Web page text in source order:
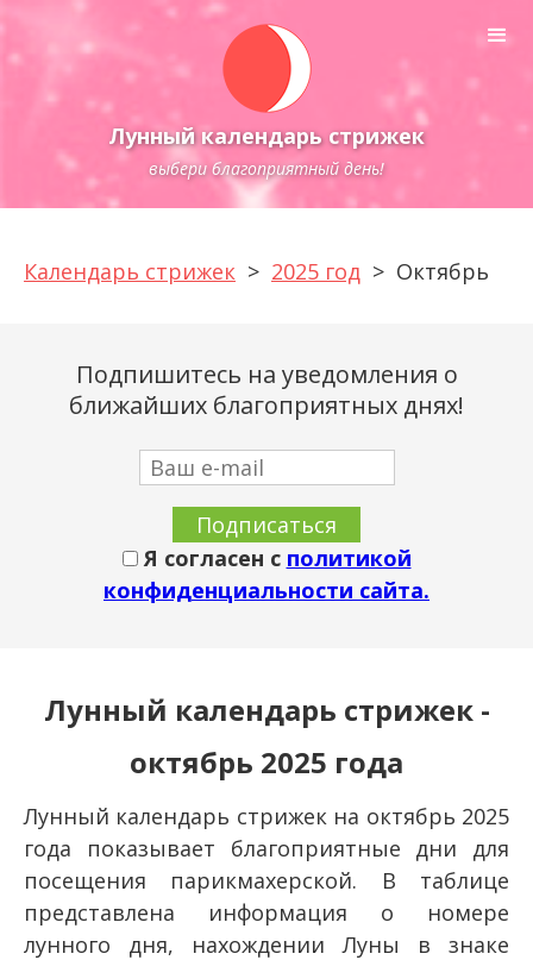
Лунный календарь стрижек
выбери благоприятный день!
Календарь стрижек > 2025 год > Октябрь
Подпишитесь на уведомления о
ближайших благоприятных днях!
Я согласен с политикой
конфиденциальности сайта.
Лунный календарь стрижек -
октябрь 2025 года
Лунный календарь стрижек на октябрь 2025
года показывает благоприятные дни для
посещения парикмахерской. В таблице
представлена информация о номере
лунного дня, нахождении Луны в знаке